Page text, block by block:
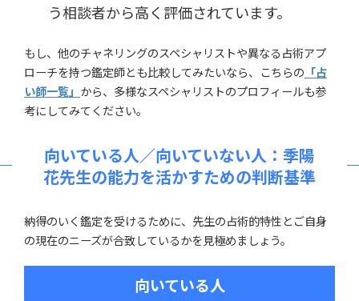
う相談者から高く評価されています。
もし、他のチャネリングのスペシャリストや異なる占術アプ
ローチを持つ鑑定師とも比較してみたいなら、こちらの 「占
い師一覧」 から、多様なスペシャリストのプロフィールも参
考にしてみてください。
向いている人／向いていない人：季陽
花先生の能力を活かすための判断基準
納得のいく鑑定を受けるために、先生の占術的特性とご自身
の現在のニーズが合致しているかを見極めましょう。
向いている人